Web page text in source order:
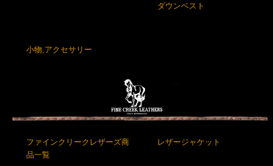
ダウンベスト
小物,アクセサリー
ファインクリークレザーズ商
品一覧
レザージャケット